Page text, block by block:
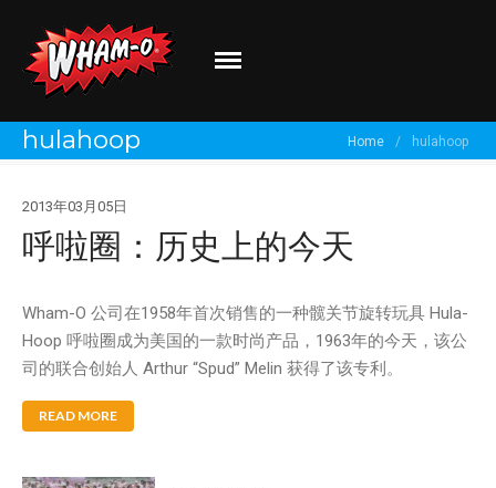
有新创意？
Wham-O
Go out and play!
Home / hulahoop
hulahoop
2013年03月05日
呼啦圈：历史上的今天
Wham-O 公司在1958年首次销售的一种髋关节旋转玩具 Hula-
Hoop 呼啦圈成为美国的一款时尚产品，1963年的今天，该公
司的联合创始人 Arthur “Spud” Melin 获得了该专利。
READ MORE